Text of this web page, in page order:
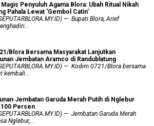
Penyuluh Agama Blora: Ubah Ritual Nikah
Pahala Lewat 'Gembol Catin'
— Bupati Blora, Arief
Blora Bersama Masyarakat Lanjutkan
Jembatan Aramco di Randublatung
— Kodim 0721/Blora bersama
kembali...
Jembatan Garuda Merah Putih di Nglebur
100 Persen
— Jembatan Garuda Merah
Nglebur,...